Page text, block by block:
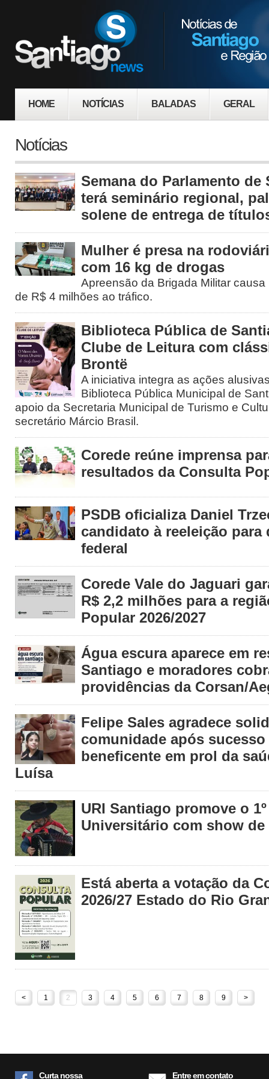
HOME NOTÍCIAS BALADAS GERAL
Notícias
Semana do Parlamento de
terá seminário regional,
solene de entrega de
Mulher é presa na
com 16 kg de drogas
Apreensão da Brigada Militar
de R$ 4 milhões ao tráfico.
Biblioteca Pública de
Clube de Leitura com
Brontë
A iniciativa integra as ações
Biblioteca Pública Municipal de
apoio da Secretaria Municipal de Turismo e
secretário Márcio Brasil.
Corede reúne imprensa
resultados da Consulta
PSDB oficializa Daniel
candidato à reeleição para
federal
Corede Vale do Jaguari
R$ 2,2 milhões para a
Popular 2026/2027
Água escura aparece em
Santiago e moradores
providências da Corsan/
Felipe Sales agradece
comunidade após
beneficente em prol da
Luísa
URI Santiago promove o
Universitário com show de
Está aberta a votação da
2026/27 Estado do Rio
< 1 2 3 4 5 6 7 8 9 >
Curta nossa Entre em contato